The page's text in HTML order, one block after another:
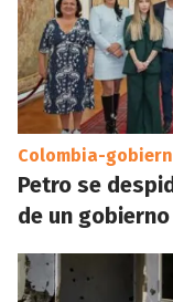
Colombia-
Petro se
de un